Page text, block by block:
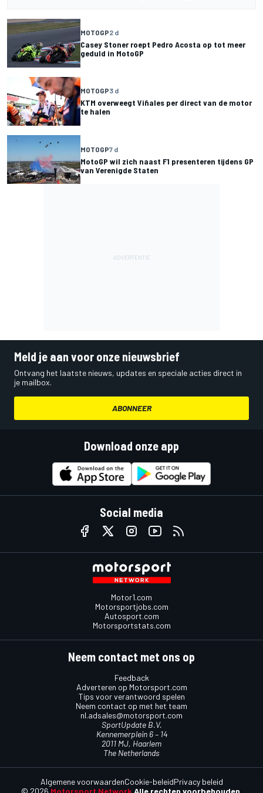
MOTOGP2 d
Casey Stoner roept Pedro Acosta op tot meer
geduld in MotoGP
MOTOGP3 d
KTM overweegt Viñales per direct van de motor
te halen
MOTOGP7 d
MotoGP wil zich naast F1 presenteren tijdens GP
van Verenigde Staten
Meld je aan voor onze nieuwsbrief
Ontvang het laatste nieuws, updates en speciale acties direct in
je mailbox.
ABONNEER
Download onze app
Social media
Motor1.com
Motorsportjobs.com
Autosport.com
Motorsportstats.com
Neem contact met ons op
Feedback
Adverteren op Motorsport.com
Tips voor verantwoord spelen
Neem contact op met het team
nl.adsales@motorsport.com
SportUpdate B.V.
Kennemerplein 6 – 14
2011 MJ, Haarlem
The Netherlands
© 2026 Motorsport Network Alle rechten voorbehouden.
Algemene voorwaardenCookie-beleidPrivacy beleid